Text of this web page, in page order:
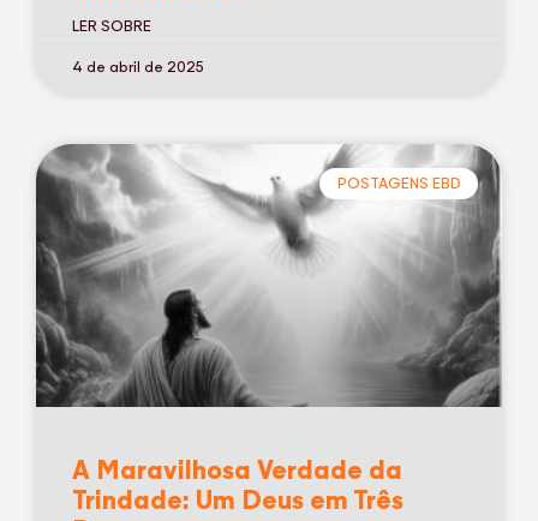
LER SOBRE
4 de abril de 2025
POSTAGENS EBD
A Maravilhosa Verdade da
Trindade: Um Deus em Três